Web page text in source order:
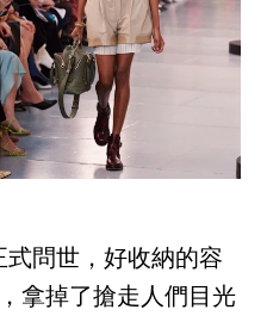
式問世，好收納的容
拿掉了搶走人們目光